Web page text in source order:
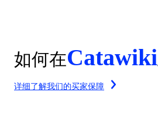
如何在Catawiki
详细了解我们的买家保障